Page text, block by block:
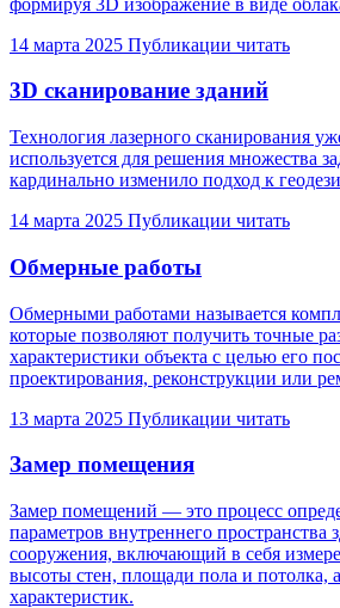
14 марта 2025 Публикации читать
3D сканирование зданий
Технология лазерного сканирования
используется для решения множества
кардинально изменило подход к
14 марта 2025 Публикации читать
Обмерные работы
Обмерными работами называется
которые позволяют получить точные
характеристики объекта с целью его
проектирования, реконструкции или
13 марта 2025 Публикации читать
Замер помещения
Замер помещений — это процесс
параметров внутреннего пространства
сооружения, включающий в себя
высоты стен, площади пола и потолка,
характеристик.